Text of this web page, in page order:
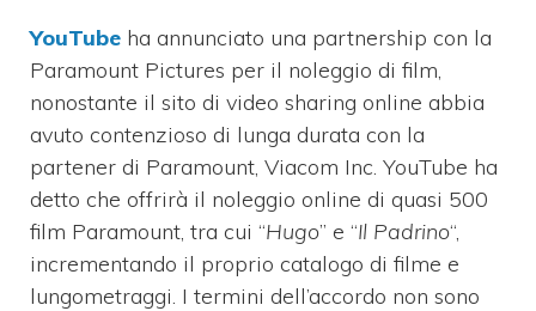
YouTube ha annunciato una partnership con la
Paramount Pictures per il noleggio di film,
nonostante il sito di video sharing online abbia
avuto contenzioso di lunga durata con la
partener di Paramount, Viacom Inc. YouTube ha
detto che offrirà il noleggio online di quasi 500
film Paramount, tra cui “Hugo” e “Il Padrino“,
incrementando il proprio catalogo di filme e
lungometraggi. I termini dell’accordo non sono